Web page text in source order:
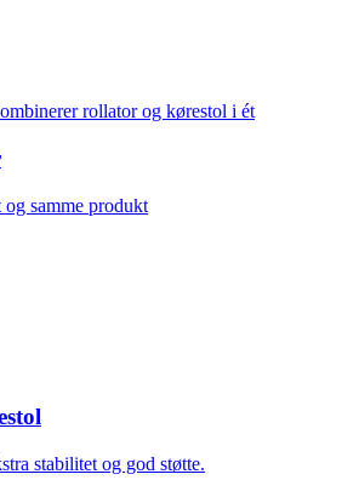
samme produkt
stabilitet og god støtte.